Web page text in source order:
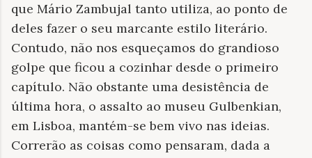
que Mário Zambujal tanto utiliza, ao ponto de
deles fazer o seu marcante estilo literário.
Contudo, não nos esqueçamos do grandioso
golpe que ficou a cozinhar desde o primeiro
capítulo. Não obstante uma desistência de
última hora, o assalto ao museu Gulbenkian,
em Lisboa, mantém-se bem vivo nas ideias.
Correrão as coisas como pensaram, dada a